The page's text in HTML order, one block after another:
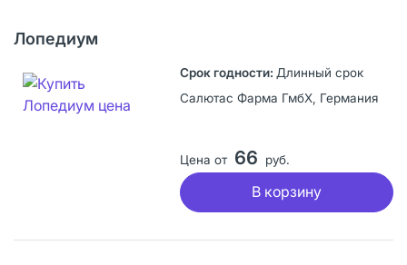
Лопедиум
Длинный срок
Салютас Фарма ГмбХ, Германия
Цена от 66 руб.
В корзину